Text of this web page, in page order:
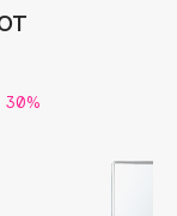
30%